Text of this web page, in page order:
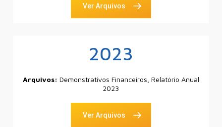
Ver Arquivos
2023
Arquivos: Demonstrativos Financeiros, Relatório Anual
2023
Ver Arquivos